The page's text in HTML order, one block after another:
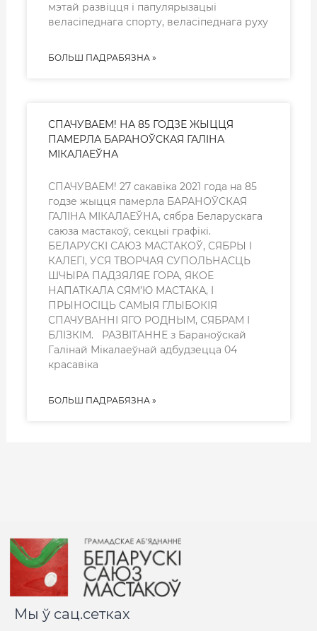
мэтай развіцця і папулярызацыі
веласіпеднага спорту, веласіпеднага руху
БОЛЬШ ПАДРАБЯЗНА »
СПАЧУВАЕМ! НА 85 ГОДЗЕ ЖЫЦЦЯ
ПАМЕРЛА БАРАНОЎСКАЯ ГАЛІНА
МІКАЛАЕЎНА
СПАЧУВАЕМ! 27 сакавіка 2021 года на 85
годзе жыцця памерла БАРАНОЎСКАЯ
ГАЛІНА МІКАЛАЕЎНА, сябра Беларускага
саюза мастакоў, секцыі графікі.
БЕЛАРУСКІ САЮЗ МАСТАКОЎ, СЯБРЫ І
КАЛЕГІ, УСЯ ТВОРЧАЯ СУПОЛЬНАСЦЬ
ШЧЫРА ПАДЗЯЛЯЕ ГОРА, ЯКОЕ
НАПАТКАЛА СЯМ’Ю МАСТАКА, І
ПРЫНОСІЦЬ САМЫЯ ГЛЫБОКІЯ
СПАЧУВАННІ ЯГО РОДНЫМ, СЯБРАМ І
БЛІЗКІМ. РАЗВІТАННЕ з Бараноўскай
Галінай Мікалаеўнай адбудзецца 04
красавіка
БОЛЬШ ПАДРАБЯЗНА »
Мы ў сац.сетках